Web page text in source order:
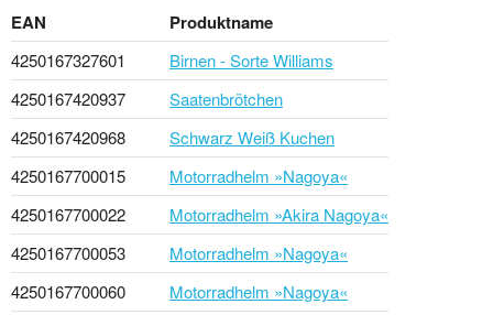
EAN Produktname
4250167327601
Birnen - Sorte Williams
4250167420937
Saatenbrötchen
4250167420968
Schwarz Weiß Kuchen
4250167700015
Motorradhelm »Nagoya«
4250167700022
Motorradhelm »Akira Nagoya«
4250167700053
Motorradhelm »Nagoya«
4250167700060
Motorradhelm »Nagoya«